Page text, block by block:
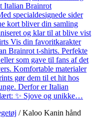
Italian Brainrot
specialdesignede sider
kort bliver din samling
og klar til at blive vist
Vis din favoritkarakter
Brainrot t-shirts. Perfekte
som gave til fans af det
Komfortable materialer
gør dem til et hit hos
Derfor er Italian
✨ Sjove og unikke…
/ Kaloo Kanin hånd